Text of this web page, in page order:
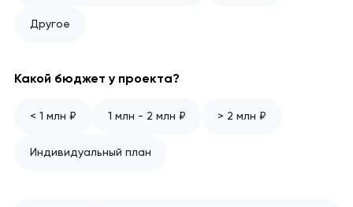
Другое
Какой бюджет у проекта?
< 1 млн ₽ 1 млн - 2 млн ₽ > 2 млн ₽
Индивидуальный план